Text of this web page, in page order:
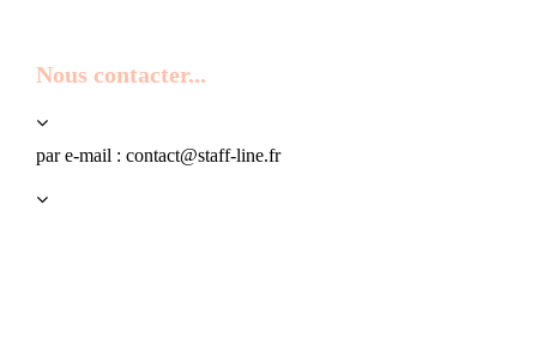
Nous contacter...
par e-mail : contact@staff-line.fr